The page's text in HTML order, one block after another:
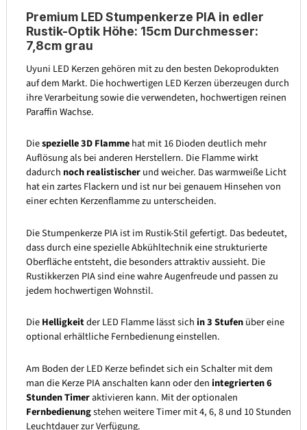
Premium LED Stumpenkerze PIA in edler
Rustik-Optik Höhe: 15cm Durchmesser:
7,8cm grau
Uyuni LED Kerzen gehören mit zu den besten Dekoprodukten
auf dem Markt. Die hochwertigen LED Kerzen überzeugen durch
ihre Verarbeitung sowie die verwendeten, hochwertigen reinen
Paraffin Wachse.
Diespezielle 3D Flammehat mit 16 Dioden deutlich mehr
Auflösung als bei anderen Herstellern. Die Flamme wirkt
dadurch noch realistischerund weicher. Das warmweiße Licht
hat ein zartes Flackern und ist nur bei genauem Hinsehen von
einer echten Kerzenflamme zu unterscheiden.
Die Stumpenkerze PIA ist im Rustik-Stil gefertigt. Das bedeutet,
dass durch eine spezielle Abkühltechnik eine strukturierte
Oberfläche entsteht, die besonders attraktiv aussieht. Die
Rustikkerzen PIA sind eine wahre Augenfreude und passen zu
jedem hochwertigen Wohnstil.
DieHelligkeitder LED Flamme lässt sichin 3 Stufenüber eine
optional erhältliche Fernbedienung einstellen.
Am Boden der LED Kerze befindet sich ein Schalter mit dem
man die Kerze PIA anschalten kann oder denintegrierten 6
Stunden Timeraktivieren kann. Mit der optionalen
Fernbedienungstehen weitere Timer mit 4, 6, 8 und 10 Stunden
Leuchtdauer zur Verfügung.